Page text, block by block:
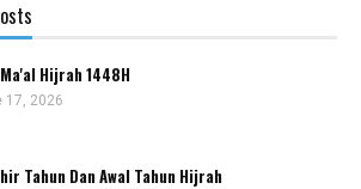
Hijrah 1448H
17, 2026
Tahun Dan Awal Tahun Hijrah